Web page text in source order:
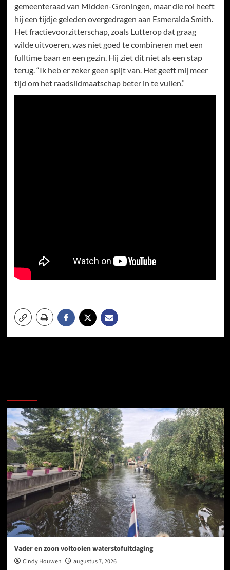
gemeenteraad van Midden-Groningen, maar die rol heeft
hij een tijdje geleden overgedragen aan Esmeralda Smith.
Het fractievoorzitterschap, zoals Lutterop dat graag
wilde uitvoeren, was niet goed te combineren met een
fulltime baan en een gezin. Hij ziet dit niet als een stap
terug. “Ik heb er zeker geen spijt van. Het geeft mij meer
tijd om het raadslidmaatschap beter in te vullen.”
Vader en zoon voltooien waterstofuitdaging
Cindy Houwen augustus 7, 2026